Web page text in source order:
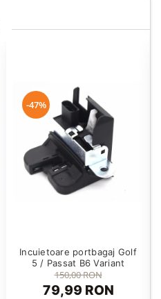
-47%
Incuietoare portbagaj Golf
5 / Passat B6 Variant
150,00 RON
79,99 RON